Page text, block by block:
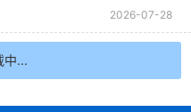
2026-07-28
中...